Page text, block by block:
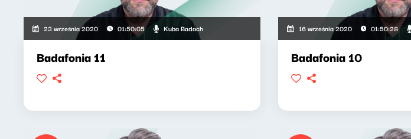
23 września 2020 01:50:05 Kuba Badach
Badafonia 11
16 września 2020 01:50:28
Badafonia 10